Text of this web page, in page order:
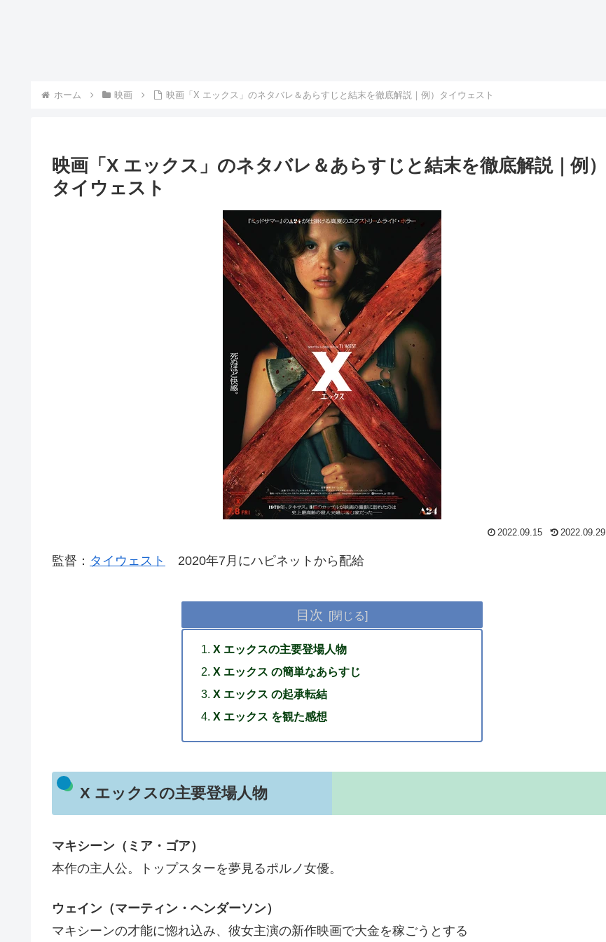
ホーム 映画 映画「X エックス」のネタバレ＆あらすじと結末を徹底解説｜例）タイウェスト
映画「X エックス」のネタバレ＆あらすじと結末を徹底解説｜例）
タイウェスト
2022.09.15 2022.09.29
監督： タイウェスト 2020年7月にハピネットから配給
目次
X エックスの主要登場人物
X エックス の簡単なあらすじ
X エックス の起承転結
X エックス を観た感想
X エックスの主要登場人物
マキシーン（ミア・ゴア）
本作の主人公。トップスターを夢見るポルノ女優。
ウェイン（マーティン・ヘンダーソン）
マキシーンの才能に惚れ込み、彼女主演の新作映画で大金を稼ごうとする